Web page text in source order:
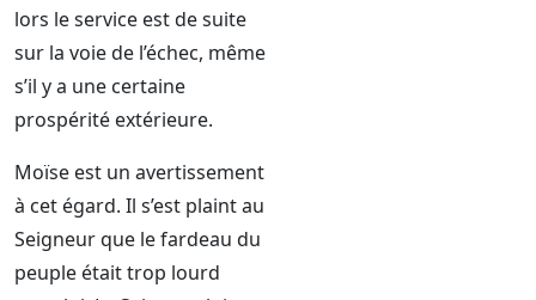
lors le service est de suite
sur la voie de l’échec, même
s’il y a une certaine
prospérité extérieure.
Moïse est un avertissement
à cet égard. Il s’est plaint au
Seigneur que le fardeau du
peuple était trop lourd